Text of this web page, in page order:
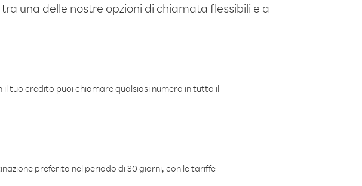
una delle nostre opzioni di chiamata flessibili e a
tuo credito puoi chiamare qualsiasi numero in tutto il
preferita nel periodo di 30 giorni, con le tariffe